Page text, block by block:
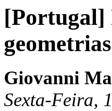
[Portugal]
geometrias
Giovanni
Sexta-Feira,